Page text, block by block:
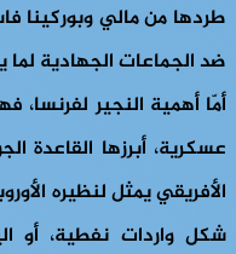
طردها من مالي وبوركينا
ضد الجماعات الجهادية لما
أمّا أهمية النجير لفرنسا،
عسكرية، أبرزها القاعدة
الأفريقي يمثل لنظيره